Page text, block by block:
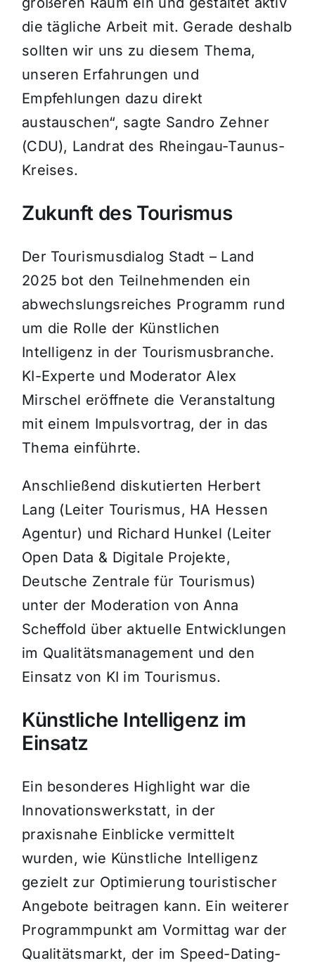
die tägliche Arbeit mit. Gerade deshalb
sollten wir uns zu diesem Thema,
unseren Erfahrungen und
Empfehlungen dazu direkt
austauschen“, sagte Sandro Zehner
(CDU), Landrat des Rheingau-Taunus-
Kreises.
Zukunft des Tourismus
Der Tourismusdialog Stadt – Land
2025 bot den Teilnehmenden ein
abwechslungsreiches Programm rund
um die Rolle der Künstlichen
Intelligenz in der Tourismusbranche.
KI-Experte und Moderator Alex
Mirschel eröffnete die Veranstaltung
mit einem Impulsvortrag, der in das
Thema einführte.
Anschließend diskutierten Herbert
Lang (Leiter Tourismus, HA Hessen
Agentur) und Richard Hunkel (Leiter
Open Data & Digitale Projekte,
Deutsche Zentrale für Tourismus)
unter der Moderation von Anna
Scheffold über aktuelle Entwicklungen
im Qualitätsmanagement und den
Einsatz von KI im Tourismus.
Künstliche Intelligenz im
Einsatz
Ein besonderes Highlight war die
Innovationswerkstatt, in der
praxisnahe Einblicke vermittelt
wurden, wie Künstliche Intelligenz
gezielt zur Optimierung touristischer
Angebote beitragen kann. Ein weiterer
Programmpunkt am Vormittag war der
Qualitätsmarkt, der im Speed-Dating-